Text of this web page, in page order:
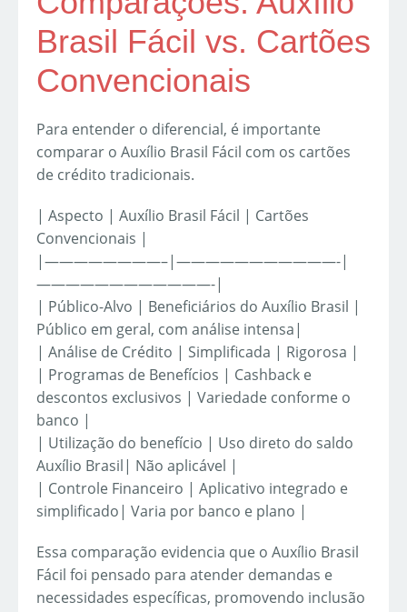
Brasil Fácil vs. Cartões
Convencionais
Para entender o diferencial, é importante
comparar o Auxílio Brasil Fácil com os cartões
de crédito tradicionais.
| Aspecto | Auxílio Brasil Fácil | Cartões
Convencionais |
|————————–|———————————-|
————————————-|
| Público-Alvo | Beneficiários do Auxílio Brasil |
Público em geral, com análise intensa|
| Análise de Crédito | Simplificada | Rigorosa |
| Programas de Benefícios | Cashback e
descontos exclusivos | Variedade conforme o
banco |
| Utilização do benefício | Uso direto do saldo
Auxílio Brasil| Não aplicável |
| Controle Financeiro | Aplicativo integrado e
simplificado| Varia por banco e plano |
Essa comparação evidencia que o Auxílio Brasil
Fácil foi pensado para atender demandas e
necessidades específicas, promovendo inclusão